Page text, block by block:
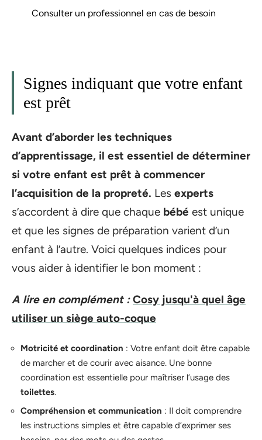
Consulter un professionnel en cas de besoin
Signes indiquant que votre enfant
est prêt
Avant d’aborder les techniques
d’apprentissage, il est essentiel de déterminer
si votre enfant est prêt à commencer
l’acquisition de la propreté. Les experts
s’accordent à dire que chaque bébé est unique
et que les signes de préparation varient d’un
enfant à l’autre. Voici quelques indices pour
vous aider à identifier le bon moment :
A lire en complément : Cosy jusqu'à quel âge
utiliser un siège auto-coque
Motricité et coordination : Votre enfant doit être capable
de marcher et de courir avec aisance. Une bonne
coordination est essentielle pour maîtriser l’usage des
toilettes.
Compréhension et communication : Il doit comprendre
les instructions simples et être capable d’exprimer ses